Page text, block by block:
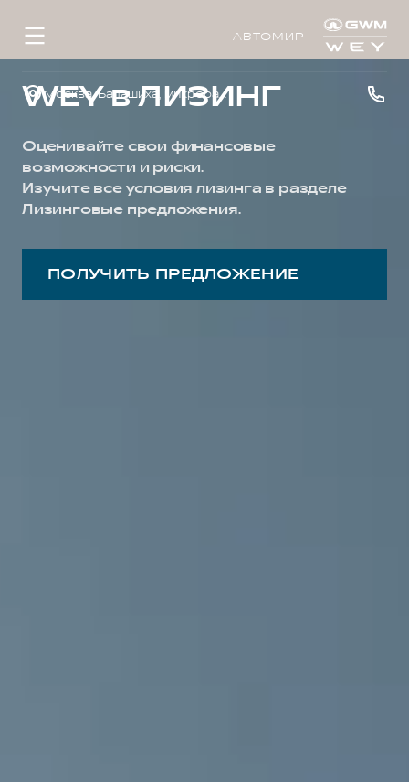
АВТОМИР
Москва, Балашиха, микрорайон 1 Мая, д.14
WEY в ЛИЗИНГ
Оценивайте свои финансовые
возможности и риски.
Изучите все условия лизинга в разделе
Лизинговые предложения.
ПОЛУЧИТЬ ПРЕДЛОЖЕНИЕ